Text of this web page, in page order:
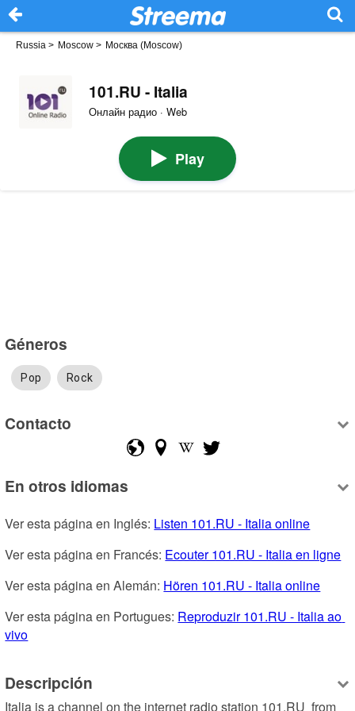
Russia > Moscow > Москва (Moscow)
101.RU - Italia
Онлайн радио · Web
Play
Géneros
Pop Rock
Contacto
En otros idiomas
Ver esta página en Inglés: Listen 101.RU - Italia online
Ver esta página en Francés: Ecouter 101.RU - Italia en ligne
Ver esta página en Alemán: Hören 101.RU - Italia online
Ver esta página en Portugues: Reproduzir 101.RU - Italia ao
vivo
Descripción
Italia is a channel on the internet radio station 101.RU  from